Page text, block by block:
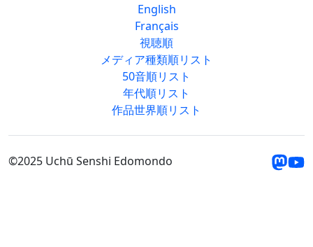
English
Français
視聴順
メディア種類順リスト
50音順リスト
年代順リスト
作品世界順リスト
©2025 Uchū Senshi Edomondo